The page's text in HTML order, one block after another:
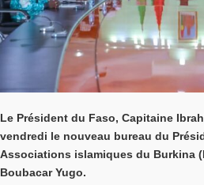
Le Président du Faso, Capitaine
vendredi le nouveau bureau du
Associations islamiques du Burkina
Boubacar Yugo.